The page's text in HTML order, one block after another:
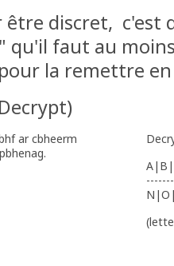
être discret, c'est
qu'il faut au
la remettre
Decrypt)
ar cbheerm